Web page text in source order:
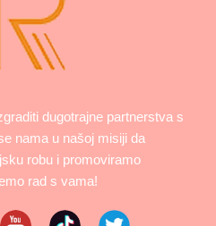
dugotrajne partnerstva s
nama u našoj misiji da
robu i promoviramo
rad s vama!